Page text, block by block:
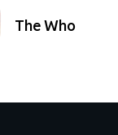
The Who